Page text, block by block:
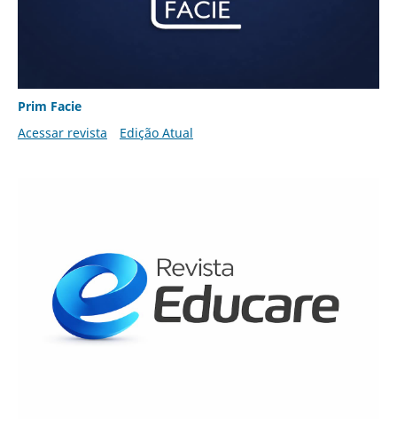
Prim Facie
Acessar revista
Edição Atual